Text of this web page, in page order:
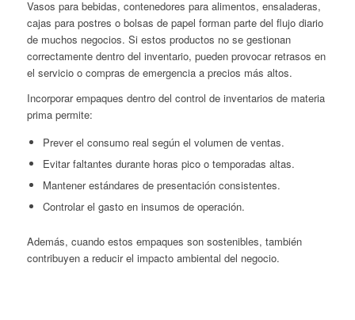
Vasos para bebidas, contenedores para alimentos, ensaladeras,
cajas para postres o bolsas de papel forman parte del flujo diario
de muchos negocios. Si estos productos no se gestionan
correctamente dentro del inventario, pueden provocar retrasos en
el servicio o compras de emergencia a precios más altos.
Incorporar empaques dentro del control de inventarios de materia
prima permite:
Prever el consumo real según el volumen de ventas.
Evitar faltantes durante horas pico o temporadas altas.
Mantener estándares de presentación consistentes.
Controlar el gasto en insumos de operación.
Además, cuando estos empaques son sostenibles, también
contribuyen a reducir el impacto ambiental del negocio.